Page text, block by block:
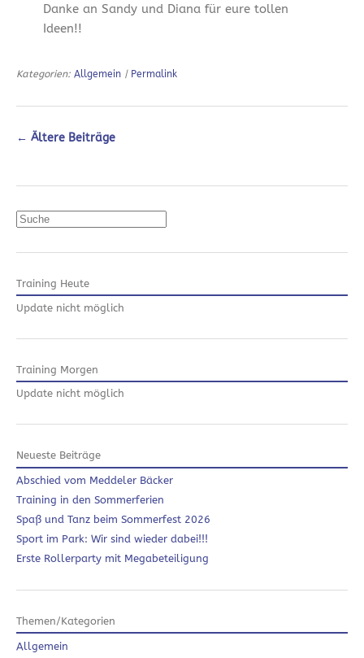
Danke an Sandy und Diana für eure tollen
Ideen!!
Kategorien: Allgemein | Permalink
← Ältere Beiträge
Suchen
Training Heute
Update nicht möglich
Training Morgen
Update nicht möglich
Neueste Beiträge
Abschied vom Meddeler Bäcker
Training in den Sommerferien
Spaß und Tanz beim Sommerfest 2026
Sport im Park: Wir sind wieder dabei!!!
Erste Rollerparty mit Megabeteiligung
Themen/Kategorien
Allgemein